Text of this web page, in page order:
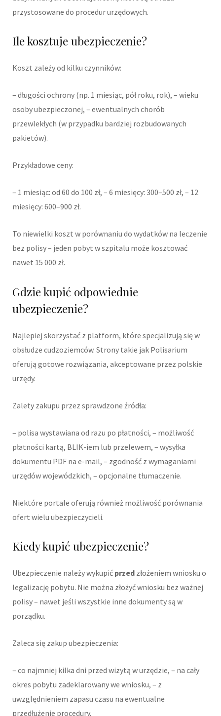
przystosowane do procedur urzędowych.
Ile kosztuje ubezpieczenie?
Koszt zależy od kilku czynników:
– długości ochrony (np. 1 miesiąc, pół roku, rok), – wieku
osoby ubezpieczonej, – ewentualnych chorób
przewlekłych (w przypadku bardziej rozbudowanych
pakietów).
Przykładowe ceny:
– 1 miesiąc: od 60 do 100 zł, – 6 miesięcy: 300–500 zł, – 12
miesięcy: 600–900 zł.
To niewielki koszt w porównaniu do wydatków na leczenie
bez polisy – jeden pobyt w szpitalu może kosztować
nawet 15 000 zł.
Gdzie kupić odpowiednie
ubezpieczenie?
Najlepiej skorzystać z platform, które specjalizują się w
obsłudze cudzoziemców. Strony takie jak Polisarium
oferują gotowe rozwiązania, akceptowane przez polskie
urzędy.
Zalety zakupu przez sprawdzone źródła:
– polisa wystawiana od razu po płatności, – możliwość
płatności kartą, BLIK-iem lub przelewem, – wysyłka
dokumentu PDF na e-mail, – zgodność z wymaganiami
urzędów wojewódzkich, – opcjonalne tłumaczenie.
Niektóre portale oferują również możliwość porównania
ofert wielu ubezpieczycieli.
Kiedy kupić ubezpieczenie?
Ubezpieczenie należy wykupić przed złożeniem wniosku o
legalizację pobytu. Nie można złożyć wniosku bez ważnej
polisy – nawet jeśli wszystkie inne dokumenty są w
porządku.
Zaleca się zakup ubezpieczenia:
– co najmniej kilka dni przed wizytą w urzędzie, – na cały
okres pobytu zadeklarowany we wniosku, – z
uwzględnieniem zapasu czasu na ewentualne
przedłużenie procedury.